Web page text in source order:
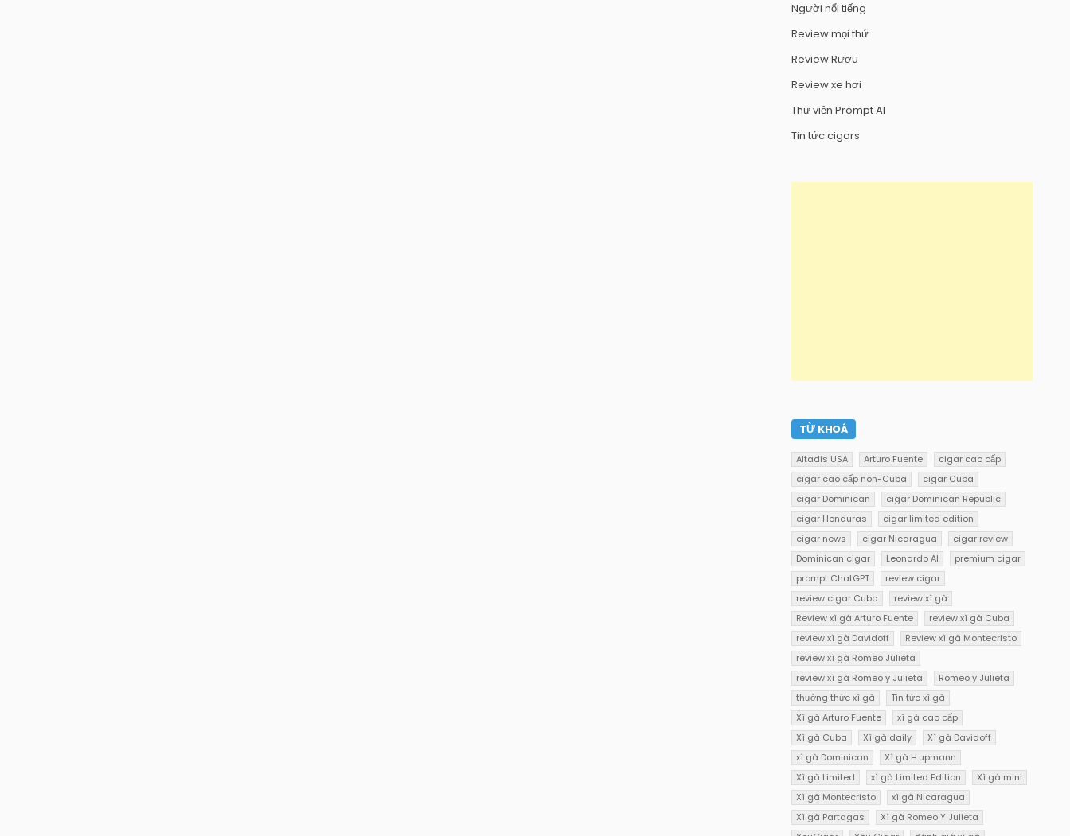
Người nổi tiếng
Review mọi thứ
Review Rượu
Review xe hơi
Thư viện Prompt AI
Tin tức cigars
TỪ KHOÁ
Altadis USA Arturo Fuente
cigar cao cấp
cigar cao cấp non-Cuba
cigar Cuba
cigar Dominican
cigar Dominican Republic
cigar Honduras
cigar limited edition
cigar news
cigar Nicaragua
cigar review
Dominican cigar
Leonardo AI
premium cigar
prompt ChatGPT
review cigar
review cigar Cuba
review xì gà
Review xì gà Arturo Fuente
review xì gà Cuba
review xì gà Davidoff
Review xì gà Montecristo
review xì gà Romeo Julieta
review xì gà Romeo y Julieta
Romeo y Julieta
thưởng thức xì gà
Tin tức xì gà
Xì gà Arturo Fuente
xì gà cao cấp
Xì gà Cuba
Xì gà daily
Xì gà Davidoff
xì gà Dominican
Xì gà H.upmann
Xì gà Limited
xì gà Limited Edition
Xì gà mini
Xì gà Montecristo
xì gà Nicaragua
Xì gà Partagas
Xì gà Romeo Y Julieta